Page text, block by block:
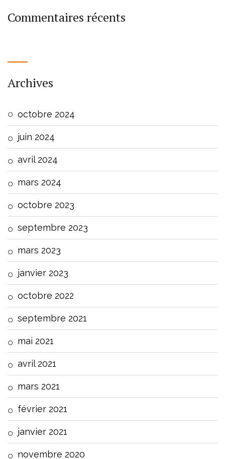
Commentaires récents
Archives
octobre 2024
juin 2024
avril 2024
mars 2024
octobre 2023
septembre 2023
mars 2023
janvier 2023
octobre 2022
septembre 2021
mai 2021
avril 2021
mars 2021
février 2021
janvier 2021
novembre 2020